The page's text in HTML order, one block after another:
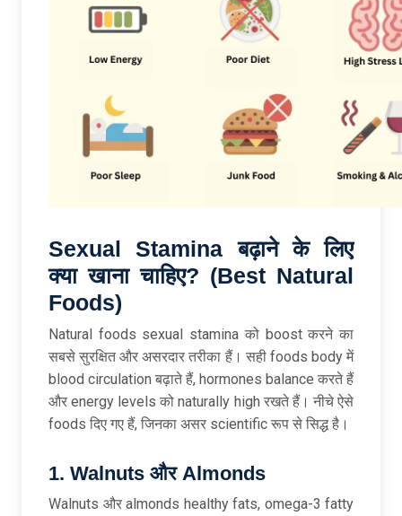
Sexual Staminaबढ़ानेकेलिए
क्याखानाचाहिए? (Best Natural
Foods)
Natural foods sexual stamina को boost करने का
सबसे सुरक्षित और असरदार तरीका हैं। सही foods body में
blood circulation बढ़ाते हैं, hormones balance करते हैं
और energy levels को naturally high रखते हैं। नीचे ऐसे
foods दिए गए हैं, जिनका असर scientific रूप से सिद्ध है।
1. Walnuts और Almonds
Walnuts और almonds healthy fats, omega-3 fatty